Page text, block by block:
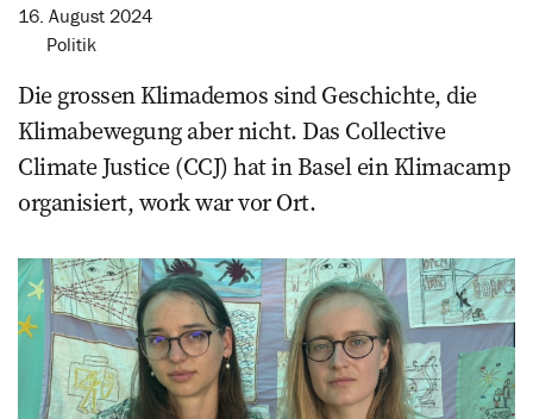
16. August 2024
Politik
Die grossen ­Klimademos sind Geschichte, die
Klimabewegung aber nicht. Das Collective
Climate Justice (CCJ) hat in Basel ein Klimacamp
organisiert, work war vor Ort.